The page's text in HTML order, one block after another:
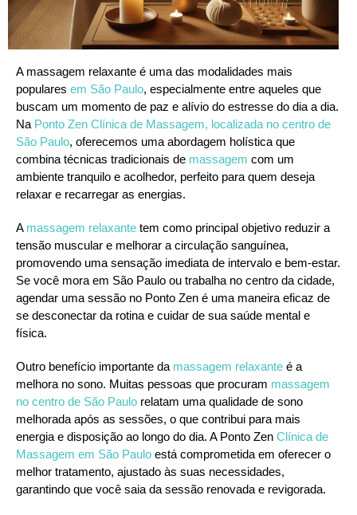
A massagem relaxante é uma das modalidades mais
populares em São Paulo, especialmente entre aqueles que
buscam um momento de paz e alívio do estresse do dia a dia.
Na Ponto Zen Clínica de Massagem, localizada no centro de
São Paulo, oferecemos uma abordagem holística que
combina técnicas tradicionais de massagem com um
ambiente tranquilo e acolhedor, perfeito para quem deseja
relaxar e recarregar as energias.
A massagem relaxante tem como principal objetivo reduzir a
tensão muscular e melhorar a circulação sanguínea,
promovendo uma sensação imediata de intervalo e bem-estar.
Se você mora em São Paulo ou trabalha no centro da cidade,
agendar uma sessão no Ponto Zen é uma maneira eficaz de
se desconectar da rotina e cuidar de sua saúde mental e
física.
Outro benefício importante da massagem relaxante é a
melhora no sono. Muitas pessoas que procuram massagem
no centro de São Paulo relatam uma qualidade de sono
melhorada após as sessões, o que contribui para mais
energia e disposição ao longo do dia. A Ponto Zen Clínica de
Massagem em São Paulo está comprometida em oferecer o
melhor tratamento, ajustado às suas necessidades,
garantindo que você saia da sessão renovada e revigorada.